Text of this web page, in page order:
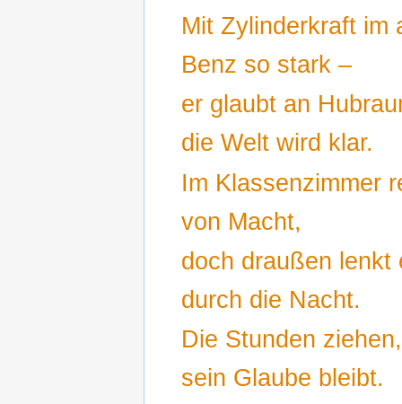
Mit Zylinderkraft im
Benz so stark –
er glaubt an
die Welt wird klar.
Im Klassenzimmer
von Macht,
doch draußen lenkt
durch die Nacht.
Die Stunden
sein Glaube bleibt.